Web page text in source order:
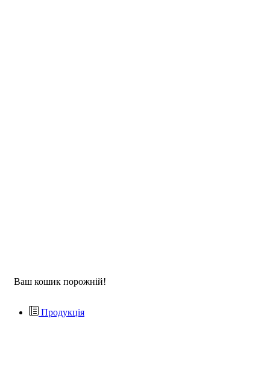
Ваш кошик порожній!
Продукція